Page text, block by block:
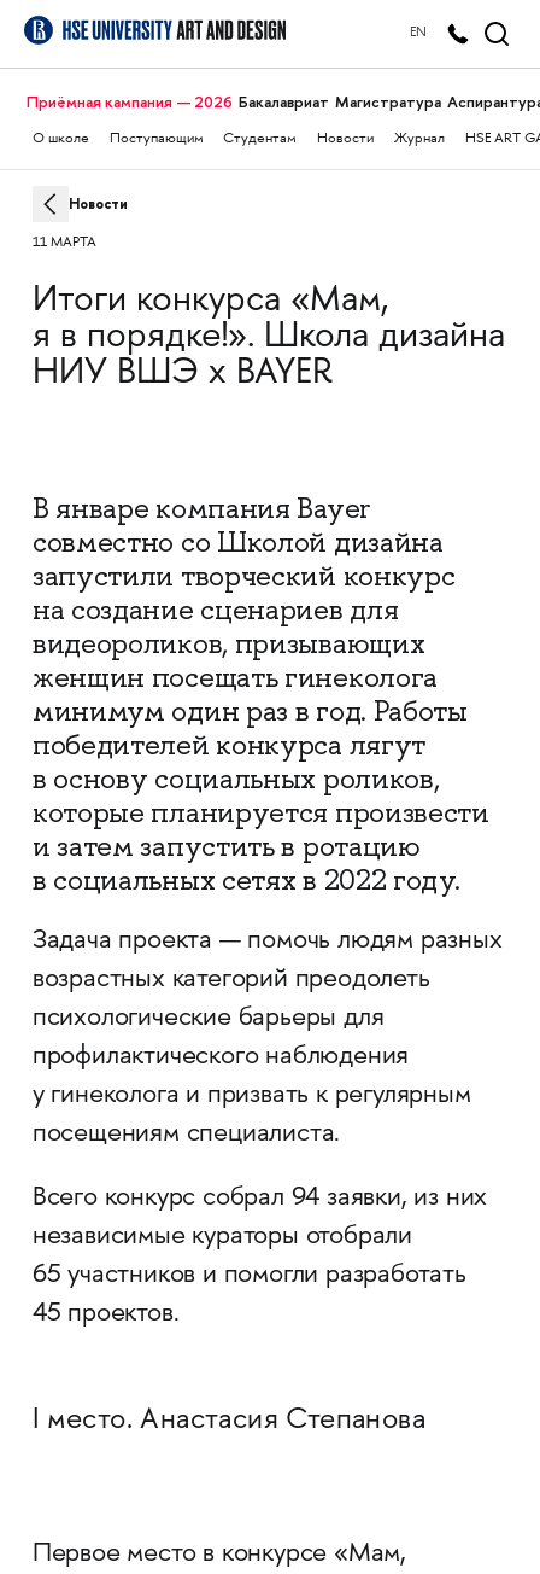
EN
Приёмная кампания — 2026 Бакалавриат Магистратура
О школе Поступающим Студентам Новости Журнал HSE ART
Новости
11 МАРТА
Итоги конкурса «Мам,
я в порядке!». Школа дизайна
НИУ ВШЭ х BAYER
В январе компания Bayer
совместно со Школой дизайна
запустили творческий конкурс
на создание сценариев для
видеороликов, призывающих
женщин посещать гинеколога
минимум один раз в год. Работы
победителей конкурса лягут
в основу социальных роликов,
которые планируется произвести
и затем запустить в ротацию
в социальных сетях в 2022 году.
Задача проекта — помочь людям разных
возрастных категорий преодолеть
психологические барьеры для
профилактического наблюдения
у гинеколога и призвать к регулярным
посещениям специалиста.
Всего конкурс собрал 94 заявки, из них
независимые кураторы отобрали
65 участников и помогли разработать
45 проектов.
I место. Анастасия Степанова
Первое место в конкурсе «Мам,